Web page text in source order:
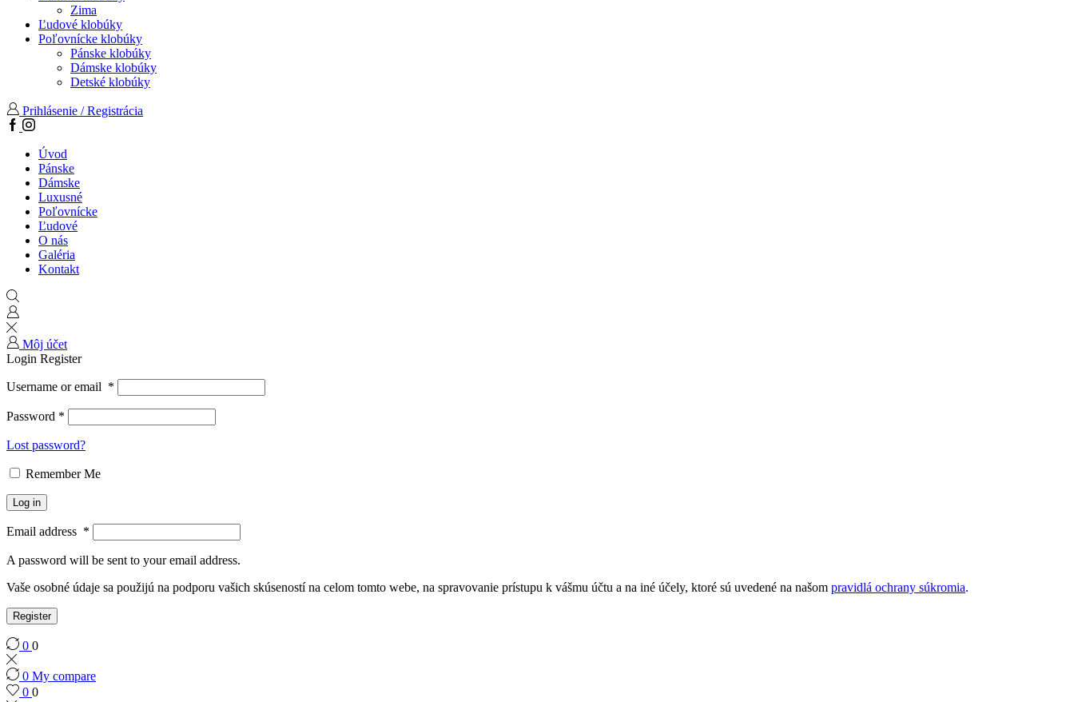
Zima
Ľudové klobúky
Poľovnícke klobúky
Pánske klobúky
Dámske klobúky
Detské klobúky
Prihlásenie / Registrácia
Facebook
Instagram
Úvod
Pánske
Dámske
Luxusné
Poľovnícke
Ľudové
O nás
Galéria
Kontakt
Môj účet
Login Register
Username or email *
Password *
Lost password?
Remember Me
Log in
Email address *
A password will be sent to your email address.
Vaše osobné údaje sa použijú na podporu vašich skúseností na celom tomto webe, na spravovanie prístupu k vášmu účtu a na iné účely, ktoré sú uvedené na našom pravidlá ochrany súkromia.
Register
0 0
0 My compare
0 0